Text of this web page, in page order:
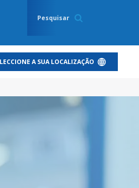
A SUA LOCALIZAÇÃO